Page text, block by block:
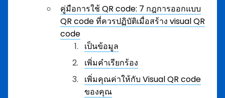
คู่มือการใช้ QR code: 7 กฎการออกแบบ
QR code ที่ควรปฏิบัติเมื่อสร้าง visual QR
code
เป็นข้อมูล
เพิ่มคำเรียกร้อง
เพิ่มคุณค่าให้กับ Visual QR code
ของคุณ